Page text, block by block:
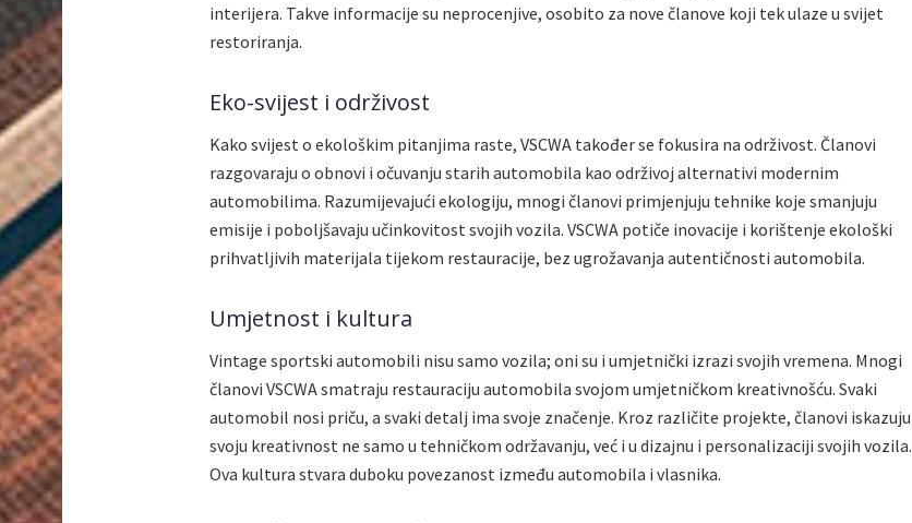
interijera. Takve informacije su neprocenjive, osobito za nove članove koji tek ulaze u svijet
restoriranja.
Eko-svijest i održivost
Kako svijest o ekološkim pitanjima raste, VSCWA također se fokusira na održivost. Članovi
razgovaraju o obnovi i očuvanju starih automobila kao održivoj alternativi modernim
automobilima. Razumijevajući ekologiju, mnogi članovi primjenjuju tehnike koje smanjuju
emisije i poboljšavaju učinkovitost svojih vozila. VSCWA potiče inovacije i korištenje ekološki
prihvatljivih materijala tijekom restauracije, bez ugrožavanja autentičnosti automobila.
Umjetnost i kultura
Vintage sportski automobili nisu samo vozila; oni su i umjetnički izrazi svojih vremena. Mnogi
članovi VSCWA smatraju restauraciju automobila svojom umjetničkom kreativnošću. Svaki
automobil nosi priču, a svaki detalj ima svoje značenje. Kroz različite projekte, članovi iskazuju
svoju kreativnost ne samo u tehničkom održavanju, već i u dizajnu i personalizaciji svojih vozila.
Ova kultura stvara duboku povezanost između automobila i vlasnika.